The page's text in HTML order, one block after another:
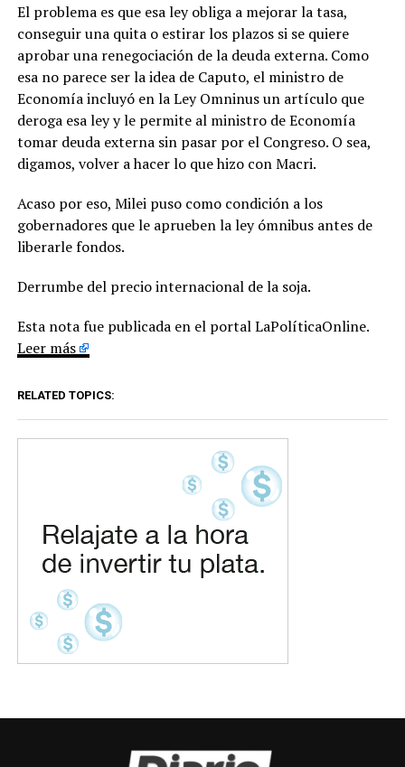
El problema es que esa ley obliga a mejorar la tasa,
conseguir una quita o estirar los plazos si se quiere
aprobar una renegociación de la deuda externa. Como
esa no parece ser la idea de Caputo, el ministro de
Economía incluyó en la Ley Omninus un artículo que
deroga esa ley y le permite al ministro de Economía
tomar deuda externa sin pasar por el Congreso. O sea,
digamos, volver a hacer lo que hizo con Macri.
Acaso por eso, Milei puso como condición a los
gobernadores que le aprueben la ley ómnibus antes de
liberarle fondos.
Derrumbe del precio internacional de la soja.
Esta nota fue publicada en el portal LaPolíticaOnline.
Leer más
RELATED TOPICS: